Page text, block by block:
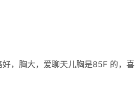
，胸大，爱聊天儿胸是85F 的，喜